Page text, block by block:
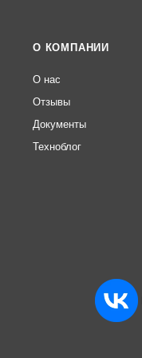
О КОМПАНИИ
О нас
Отзывы
Документы
Техноблог